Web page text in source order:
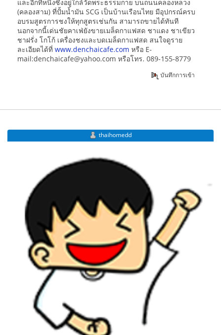
และอีกที่หนึ่งซึ่งอยู่ใกล้วัดพระธรรมกาย บนถนนคลองหลวง
(คลองสาม) ที่ปั้มน้ำมัน SCG เป็นบ้านเรือนไทย มีอุปกรณ์ครบ
อบรมสูตรการชงให้ทุกสูตรเช่นกัน สามารถขายได้ทันที
นอกจากนี้เด่นชัยคาเฟ่ยังขายเมล็ดกาแฟสด ชาแดง ชาเขียว
ชาฝรั่ง โกโก้ เครื่องชงและบดเมล็ดกาแฟสด สนใจดูราย
ละเอียดได้ที่ www.denchaicafe.com หรือ E-
mail:denchaicafe@yahoo.com หรือโทร. 089-155-8779
บันทึกการเข้า
thaihomedd